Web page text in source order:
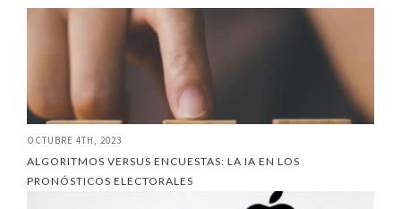
OCTUBRE 4TH, 2023
ALGORITMOS VERSUS ENCUESTAS: LA IA EN LOS
PRONÓSTICOS ELECTORALES